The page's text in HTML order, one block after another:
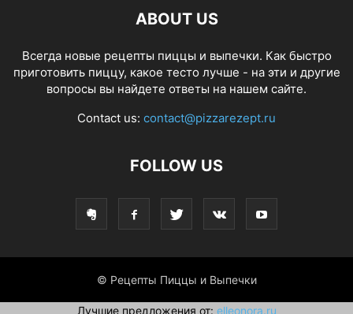
ABOUT US
Всегда новые рецепты пиццы и выпечки. Как быстро
приготовить пиццу, какое тесто лучше - на эти и другие
вопросы вы найдете ответы на нашем сайте.
Contact us: contact@pizzarezept.ru
FOLLOW US
© Рецепты Пиццы и Выпечки
Лучшие предложения от: elleonora.ru